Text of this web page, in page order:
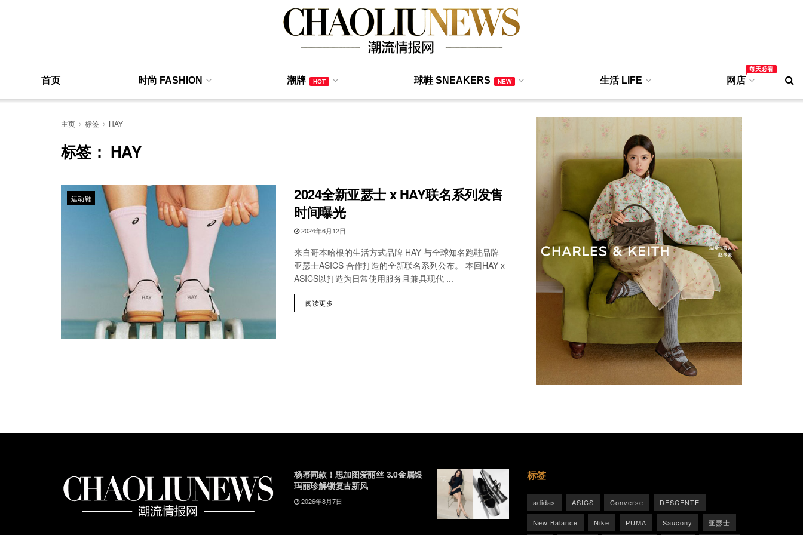
首页 时尚 FASHION 潮牌 HOT 球鞋 SNEAKERS NEW 生活 LIFE 网店
每天必看
主页 标签 HAY
标签： HAY
运动鞋
2024全新亚瑟士 x HAY联名系列发售
时间曝光
2024年6月12日
来自哥本哈根的生活方式品牌 HAY 与全球知名跑鞋品牌
亚瑟士ASICS 合作打造的全新联名系列公布。 本回HAY x
ASICS以打造为日常使用服务且兼具现代 ...
阅读更多
杨幂同款！思加图爱丽丝 3.0金属银
玛丽珍解锁复古新风
2026年8月7日
标签
adidas ASICS Converse DESCENTE
New Balance Nike PUMA Saucony 亚瑟士